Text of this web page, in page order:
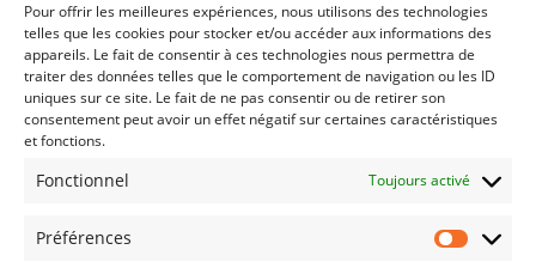
Pour offrir les meilleures expériences, nous utilisons des technologies
telles que les cookies pour stocker et/ou accéder aux informations des
appareils. Le fait de consentir à ces technologies nous permettra de
traiter des données telles que le comportement de navigation ou les ID
uniques sur ce site. Le fait de ne pas consentir ou de retirer son
consentement peut avoir un effet négatif sur certaines caractéristiques
et fonctions.
Fonctionnel Toujours activé
Préférences
BLOG
LES NEWS D'ELLA